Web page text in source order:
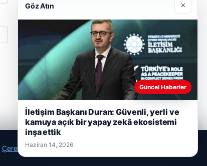
Çerez Politikamız
Göz Atın ×
Güncel Haberler
İletişim Başkanı Duran: Güvenli, yerli ve
kamuya açık bir yapay zekâ ekosistemi
inşa ettik
Haziran 14, 2026